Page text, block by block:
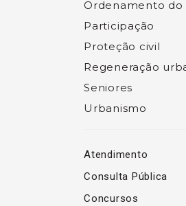
Ordenamento
Participação
Proteção civil
Regeneração
Seniores
Urbanismo
Atendimento
Consulta Pública
Concursos